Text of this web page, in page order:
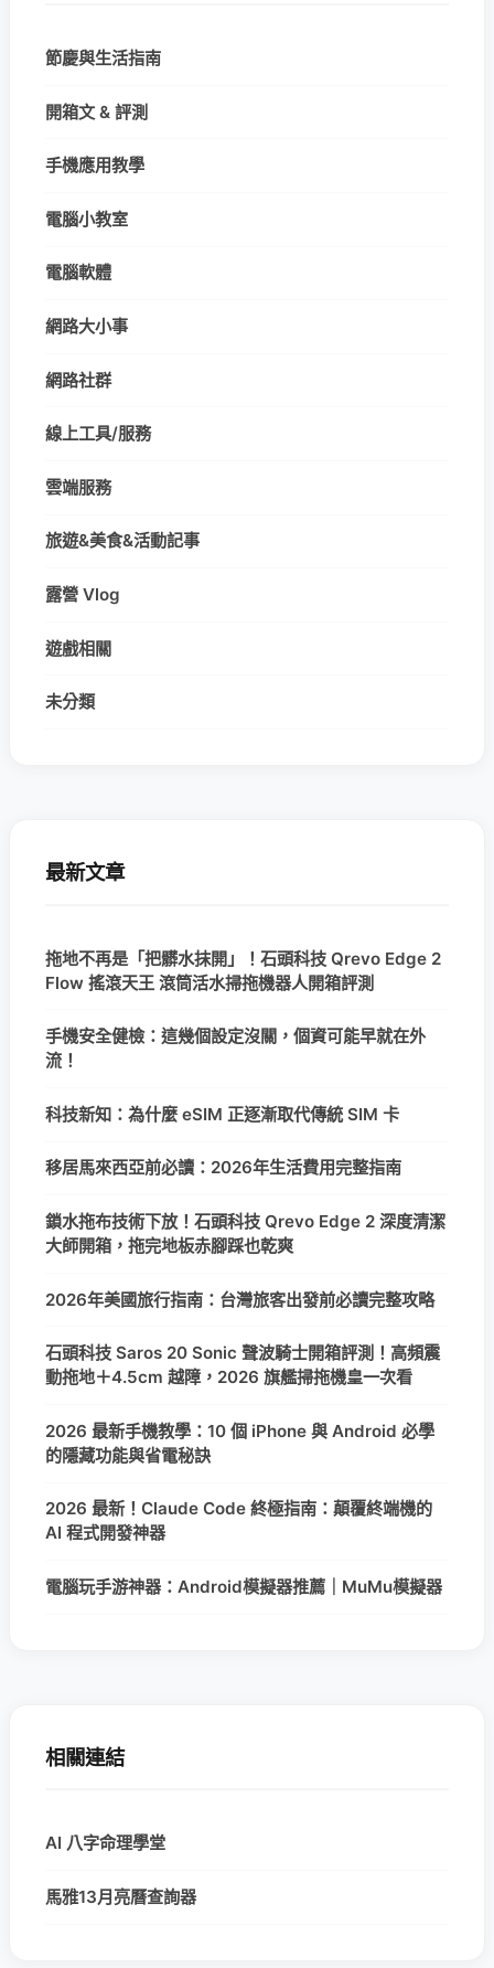
節慶與生活指南
開箱文 & 評測
手機應用教學
電腦小教室
電腦軟體
網路大小事
網路社群
線上工具/服務
雲端服務
旅遊&美食&活動記事
露營 Vlog
遊戲相關
未分類
最新文章
拖地不再是「把髒水抹開」！石頭科技 Qrevo Edge 2
Flow 搖滾天王 滾筒活水掃拖機器人開箱評測
手機安全健檢：這幾個設定沒關，個資可能早就在外
流！
科技新知：為什麼 eSIM 正逐漸取代傳統 SIM 卡
移居馬來西亞前必讀：2026年生活費用完整指南
鎖水拖布技術下放！石頭科技 Qrevo Edge 2 深度清潔
大師開箱，拖完地板赤腳踩也乾爽
2026年美國旅行指南：台灣旅客出發前必讀完整攻略
石頭科技 Saros 20 Sonic 聲波騎士開箱評測！高頻震
動拖地＋4.5cm 越障，2026 旗艦掃拖機皇一次看
2026 最新手機教學：10 個 iPhone 與 Android 必學
的隱藏功能與省電秘訣
2026 最新！Claude Code 終極指南：顛覆終端機的
AI 程式開發神器
電腦玩手游神器：Android模擬器推薦｜MuMu模擬器
相關連結
AI 八字命理學堂
馬雅13月亮曆查詢器